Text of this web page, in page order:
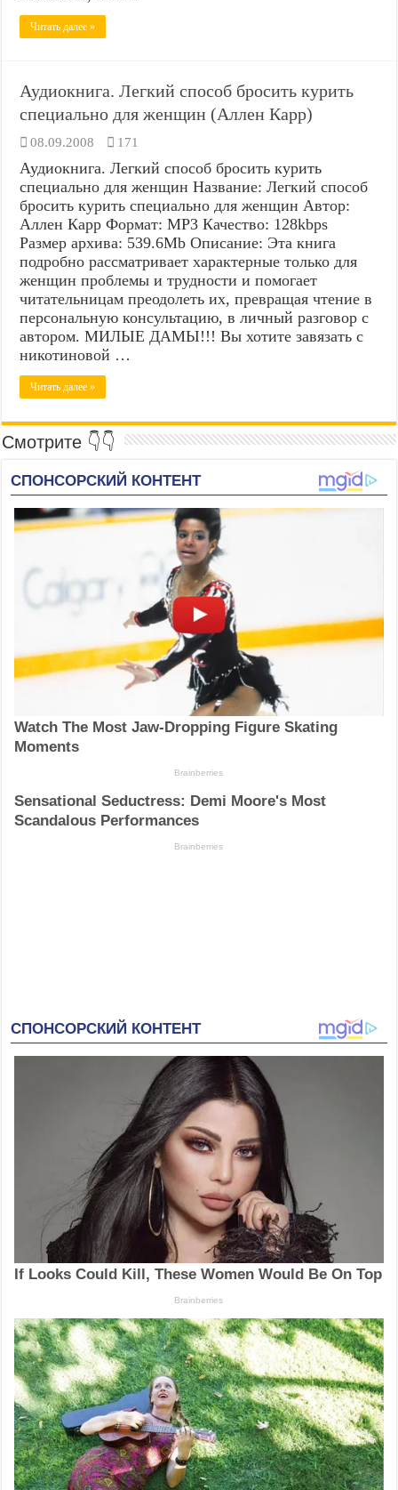
Читать далее »
Аудиокнига. Легкий способ бросить курить
специально для женщин (Аллен Карр)
08.09.2008 171
Аудиокнига. Легкий способ бросить курить
специально для женщин Название: Легкий способ
бросить курить специально для женщин Автор:
Аллен Карр Формат: MP3 Качество: 128kbps
Размер архива: 539.6Mb Описание: Эта книга
подробно рассматривает характерные только для
женщин проблемы и трудности и помогает
читательницам преодолеть их, превращая чтение в
персональную консультацию, в личный разговор с
автором. МИЛЫЕ ДАМЫ!!! Вы хотите завязать с
никотиновой …
Читать далее »
Смотрите 👇👇